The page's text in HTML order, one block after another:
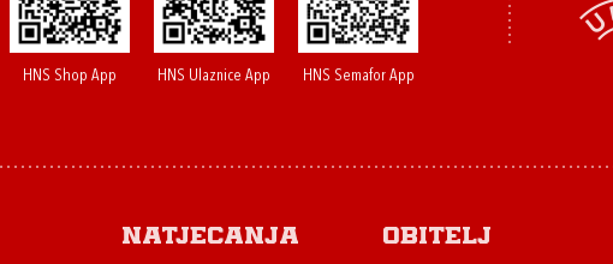
HNS Shop App HNS Ulaznice App HNS Semafor App
Natjecanja Obitelj